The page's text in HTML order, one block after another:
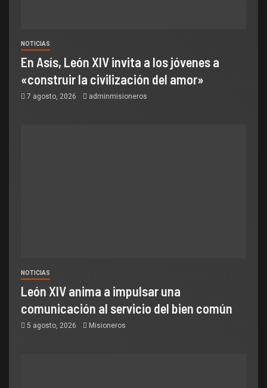
NOTICIAS
En Asís, León XIV invita a los jóvenes a
«construir la civilización del amor»
7 agosto, 2026 adminmisioneros
NOTICIAS
León XIV anima a impulsar una
comunicación al servicio del bien común
5 agosto, 2026 Misioneros